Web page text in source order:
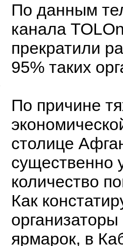
По данным
канала
прекратили
95% таких
По причине
столице
существенно
количество
Как
ярмарок, в